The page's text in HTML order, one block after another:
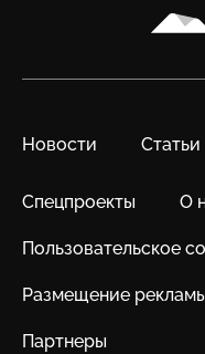
Новости Статьи
Спецпроекты О
Пользовательское
Размещение
Партнеры